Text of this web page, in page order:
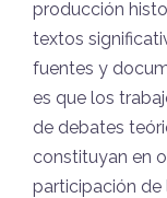
producción
textos
fuentes y
es que los
de debates
constituyan en
participación de